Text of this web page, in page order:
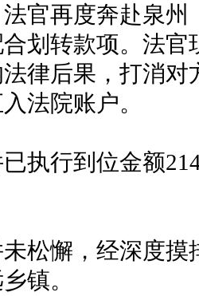
再度奔赴泉州
划转款项。法
律后果，打消对
法院账户。
行到位金额214
懈，经深度摸
镇。